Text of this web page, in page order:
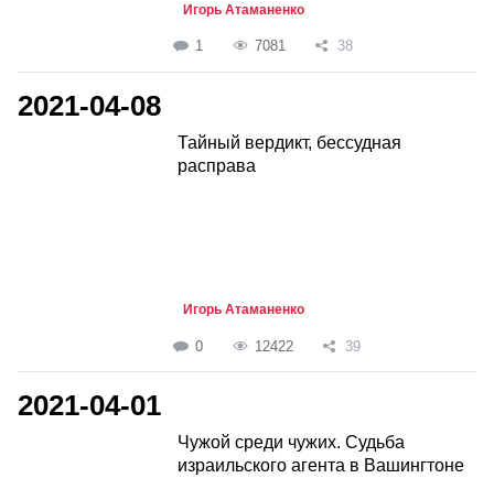
Игорь Атаманенко
1 7081 38
2021-04-08
Тайный вердикт, бессудная
расправа
Игорь Атаманенко
0 12422 39
2021-04-01
Чужой среди чужих. Судьба
израильского агента в Вашингтоне